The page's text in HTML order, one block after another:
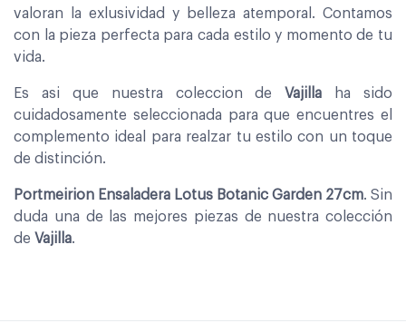
valoran la exlusividad y belleza atemporal. Contamos
con la pieza perfecta para cada estilo y momento de tu
vida.
Es asi que nuestra coleccion deVajilla ha sido
cuidadosamente seleccionada para que encuentres el
complemento ideal para realzar tu estilo con un toque
de distinción.
Portmeirion Ensaladera Lotus Botanic Garden 27cm. Sin
duda una de las mejores piezas de nuestra colección
de Vajilla.